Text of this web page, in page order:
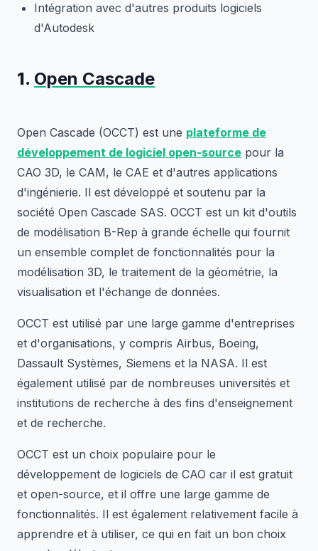
Intégration avec d'autres produits logiciels
d'Autodesk
1. Open Cascade
Open Cascade (OCCT) est une plateforme de
développement de logiciel open-source pour la
CAO 3D, le CAM, le CAE et d'autres applications
d'ingénierie. Il est développé et soutenu par la
société Open Cascade SAS. OCCT est un kit d'outils
de modélisation B-Rep à grande échelle qui fournit
un ensemble complet de fonctionnalités pour la
modélisation 3D, le traitement de la géométrie, la
visualisation et l'échange de données.
OCCT est utilisé par une large gamme d'entreprises
et d'organisations, y compris Airbus, Boeing,
Dassault Systèmes, Siemens et la NASA. Il est
également utilisé par de nombreuses universités et
institutions de recherche à des fins d'enseignement
et de recherche.
OCCT est un choix populaire pour le
développement de logiciels de CAO car il est gratuit
et open-source, et il offre une large gamme de
fonctionnalités. Il est également relativement facile à
apprendre et à utiliser, ce qui en fait un bon choix